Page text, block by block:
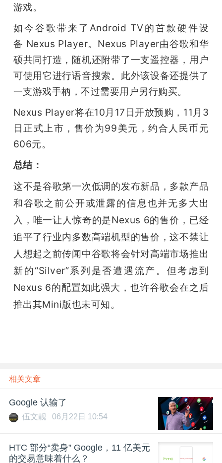
游戏。
如今谷歌带来了Android TV的首款硬件设
备 Nexus Player。Nexus Player由谷歌和华
硕共同打造，随机还附带了一支遥控器，用户
可使用它进行语音搜索。此外该设备还提供了
一支游戏手柄，不过需要用户另行购买。
Nexus Player将在10月17日开放预购，11月3
日正式上市，售价为99美元，约合人民币元
606元。
总结：
这不是谷歌第一次低调的发布新品，多款产品
和谷歌之前公开或泄露的信息也并无多大出
入，唯一让人惊奇的是Nexus 6的售价，已经
追平了行业内多数高端机型的售价，这不禁让
人想起之前传闻中谷歌将会针对高端市场推出
新的“Silver”系列是否遭遇流产。但考虑到
Nexus 6的配置如此强大，也许谷歌会在之后
推出其Mini版也未可知。
相关文章
Google 认输了
伍文靓 06月22日 10:54
HTC 部分“卖身” Google，11 亿美元
的交易意味着什么？